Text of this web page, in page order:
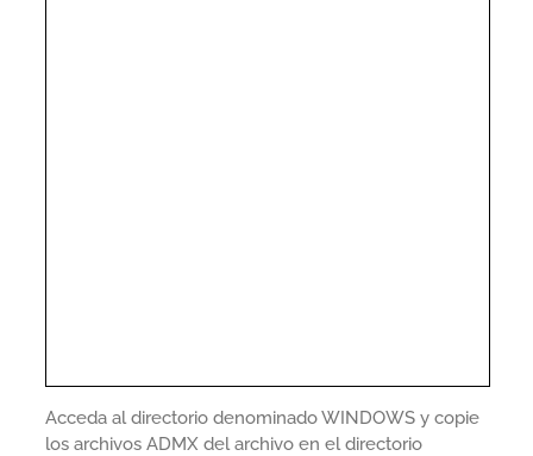
Acceda al directorio denominado WINDOWS y copie
los archivos ADMX del archivo en el directorio